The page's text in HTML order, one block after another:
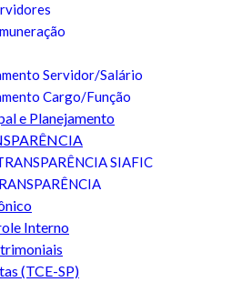
Servidor/Salário
Cargo/Função
e Planejamento
SIAFIC
Interno
(TCE-SP)